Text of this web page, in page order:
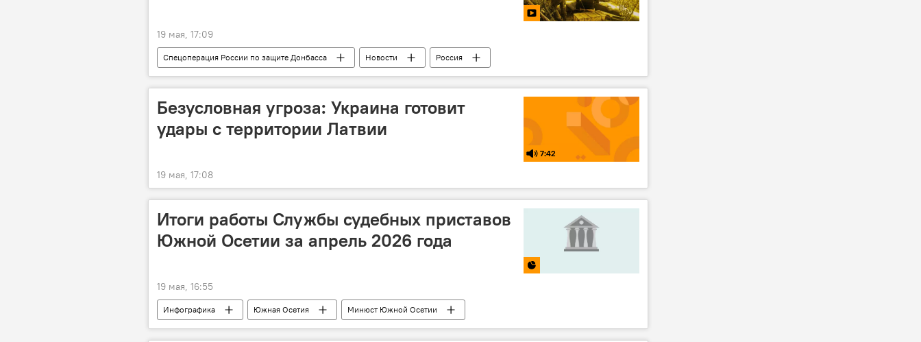
19 мая, 17:09
Спецоперация России по защите Донбасса Новости
Россия
Вооруженные силы РФ
СВО
Безусловная угроза: Украина готовит
удары с территории Латвии
7:42
19 мая, 17:08
Итоги работы Службы судебных приставов
Южной Осетии за апрель 2026 года
19 мая, 16:55
Инфографика Южная Осетия Минюст Южной Осетии